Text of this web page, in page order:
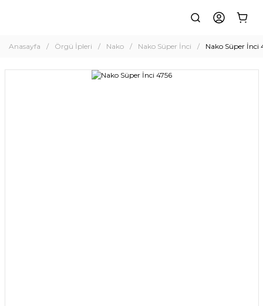
Anasayfa Örgü İpleri Nako Nako Süper İnci Nako Süper İnci